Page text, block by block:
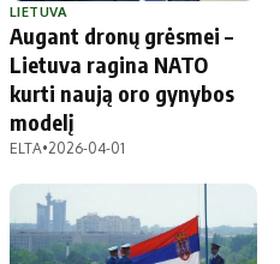
LIETUVA
Augant dronų grėsmei –
Lietuva ragina NATO
kurti naują oro gynybos
modelį
ELTA•2026-04-01